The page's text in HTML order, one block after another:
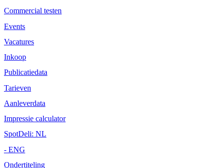
Commercial testen
Events
Vacatures
Inkoop
Publicatiedata
Tarieven
Aanleverdata
Impressie calculator
SpotDeli: NL
- ENG
Ondertiteling